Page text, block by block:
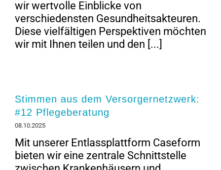
wir wertvolle Einblicke von
verschiedensten Gesundheitsakteuren.
Diese vielfältigen Perspektiven möchten
wir mit Ihnen teilen und den [...]
Stimmen aus dem Versorgernetzwerk:
#12 Pflegeberatung
08.10.2025
Mit unserer Entlassplattform Caseform
bieten wir eine zentrale Schnittstelle